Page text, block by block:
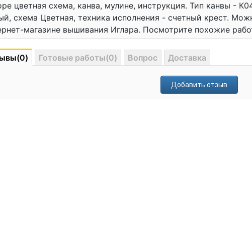
цветная схема, канва, мулине, инструкция. Тип канвы -
схема Цветная, техника исполнения - счетный крест.
магазине вышивания Иглара. Посмотрите похожие
Готовые работы(0) Вопрос Доставка
Добавить отзыв